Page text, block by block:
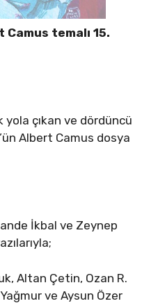
temalı 15.
yola çıkan ve dördüncü
Albert Camus dosya
İkbal ve Zeynep
Altan Çetin, Ozan R.
ve Aysun Özer